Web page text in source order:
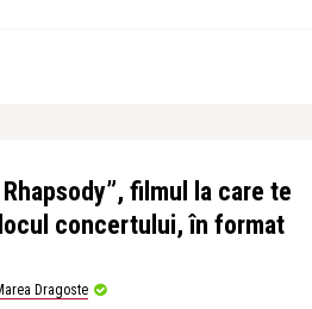
Rhapsody”, filmul la care te
concertului, în format
Dragoste